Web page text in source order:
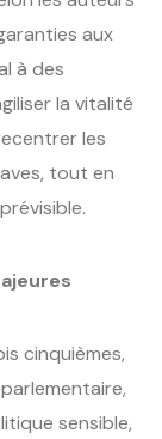
aux
à des
la vitalité
les
tout en
cinquièmes,
sensible,